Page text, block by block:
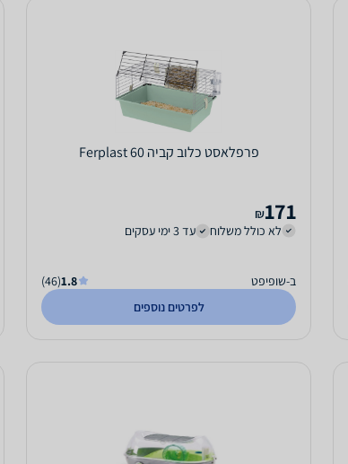
פרפלאסט כלוב קביה 60 Ferplast
171
₪
לא כולל משלוח
עד 3 ימי עסקים
ב-שופיפט 1.8
(46)
לפרטים נוספים